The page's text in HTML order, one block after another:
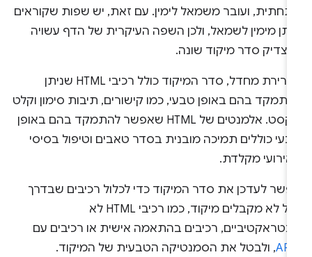
ועובר משמאל לימין. עם זאת, יש שפות שקוראים
מימין לשמאל, ולכן השפה העיקרית של הדף עשויה
סדר מיקוד שונה.
כברירת מחדל, סדר המיקוד כולל רכיבי HTML שניתן
בהם באופן טבעי, כמו קישורים, תיבות סימון וקלט
טקסט. אלמנטים של HTML שאפשר להתמקד בהם באופן
כוללים תמיכה מובנית בסדר טאבים וטיפול בסיסי
מקלדת.
לעדכן את סדר המיקוד כדי לכלול רכיבים שבדרך
כלל לא מקבלים מיקוד, כמו רכיבי HTML לא
רכיבים בהתאמה אישית או רכיבים עם
, ולבטל את הסמנטיקה הטבעית של המיקוד.